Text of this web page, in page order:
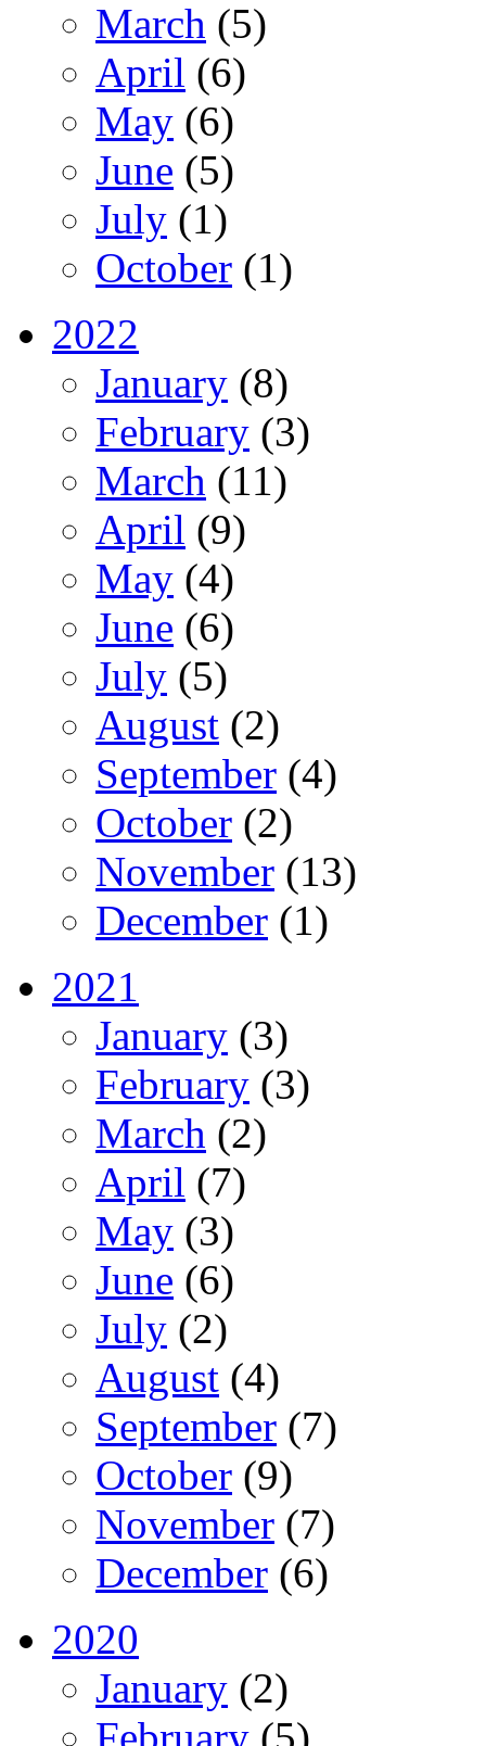
March (5)
April (6)
May (6)
June (5)
July (1)
October (1)
2022
January (8)
February (3)
March (11)
April (9)
May (4)
June (6)
July (5)
August (2)
September (4)
October (2)
November (13)
December (1)
2021
January (3)
February (3)
March (2)
April (7)
May (3)
June (6)
July (2)
August (4)
September (7)
October (9)
November (7)
December (6)
2020
January (2)